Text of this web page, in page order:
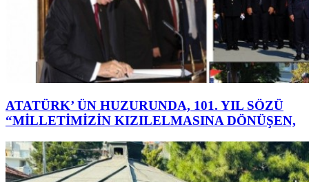
ATATÜRK’ ÜN HUZURUNDA, 101. YIL SÖZÜ
“MİLLETİMİZİN KIZILELMASINA DÖNÜŞEN,